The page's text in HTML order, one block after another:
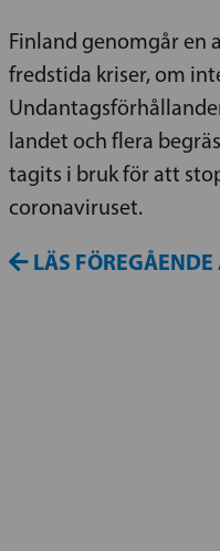
Finland genomgår en
fredstida kriser, om
landet och flera
tagits i bruk för att
coronaviruset.
LÄS